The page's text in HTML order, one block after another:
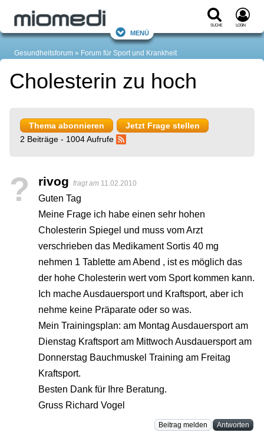
Suche Login
Menü
Gesundheitsforum Forum für Sport und Krankheit
Cholesterin zu hoch
Thema abonnieren
Jetzt Frage stellen
2 Beiträge - 1004 Aufrufe
? rivog fragt am 11.02.2010
Guten Tag
Meine Frage ich habe einen sehr hohen
Cholesterin Spiegel und muss vom Arzt
verschrieben das Medikament Sortis 40 mg
nehmen 1 Tablette am Abend , ist es möglich das
der hohe Cholesterin wert vom Sport kommen kann.
Ich mache Ausdauersport und Kraftsport, aber ich
nehme keine Präparate oder so was.
Mein Trainingsplan: am Montag Ausdauersport am
Dienstag Kraftsport am Mittwoch Ausdauersport am
Donnerstag Bauchmuskel Training am Freitag
Kraftsport.
Besten Dank für Ihre Beratung.
Gruss Richard Vogel
Beitrag melden Antworten